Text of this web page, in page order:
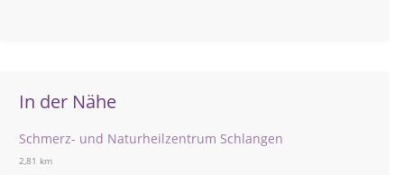
In der Nähe
Schmerz- und Naturheilzentrum Schlangen
2,81 km